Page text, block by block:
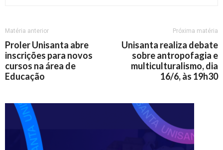
Matéria anterior
Proler Unisanta abre
inscrições para novos
cursos na área de
Educação
Próxima matéria
Unisanta realiza debate
sobre antropofagia e
multiculturalismo, dia
16/6, às 19h30